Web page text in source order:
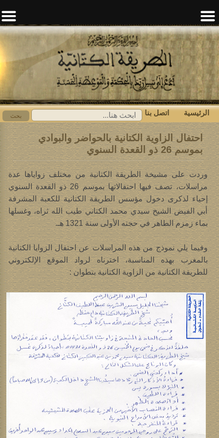
ابحث
عن:
بحث الرئيسية اتصل بنا
احتفال الزاوية الكتانية بالحواضر والبوادي
بموسم 26 ذو القعدة السنوي
وردت على مشيخة الطريقة الكتانية من مختلف زواياها عدة
مراسلات، تصف فيها احتفالاتها بموسم 26 ذو القعدة السنوي
إحياء لذكرى دخول مؤسس الطريقة الكتانية للكعبة المشرفة
أبي الفيض الشيخ سيدي محمد الكتاني طيب الله ثراه، وغسلها
بماء زمزم الطاهر في حجته الأولى سنة 1321 هـ.
وفيما يلي نموذج من هذه المراسلات عن احتفال الزوايا الكتانية
بالمغرب بهذه المناسبة، اخترناه لرواد الموقع الإلكتروني
للطريقة الكتانية من الزاوية الكتانية بتطوان :